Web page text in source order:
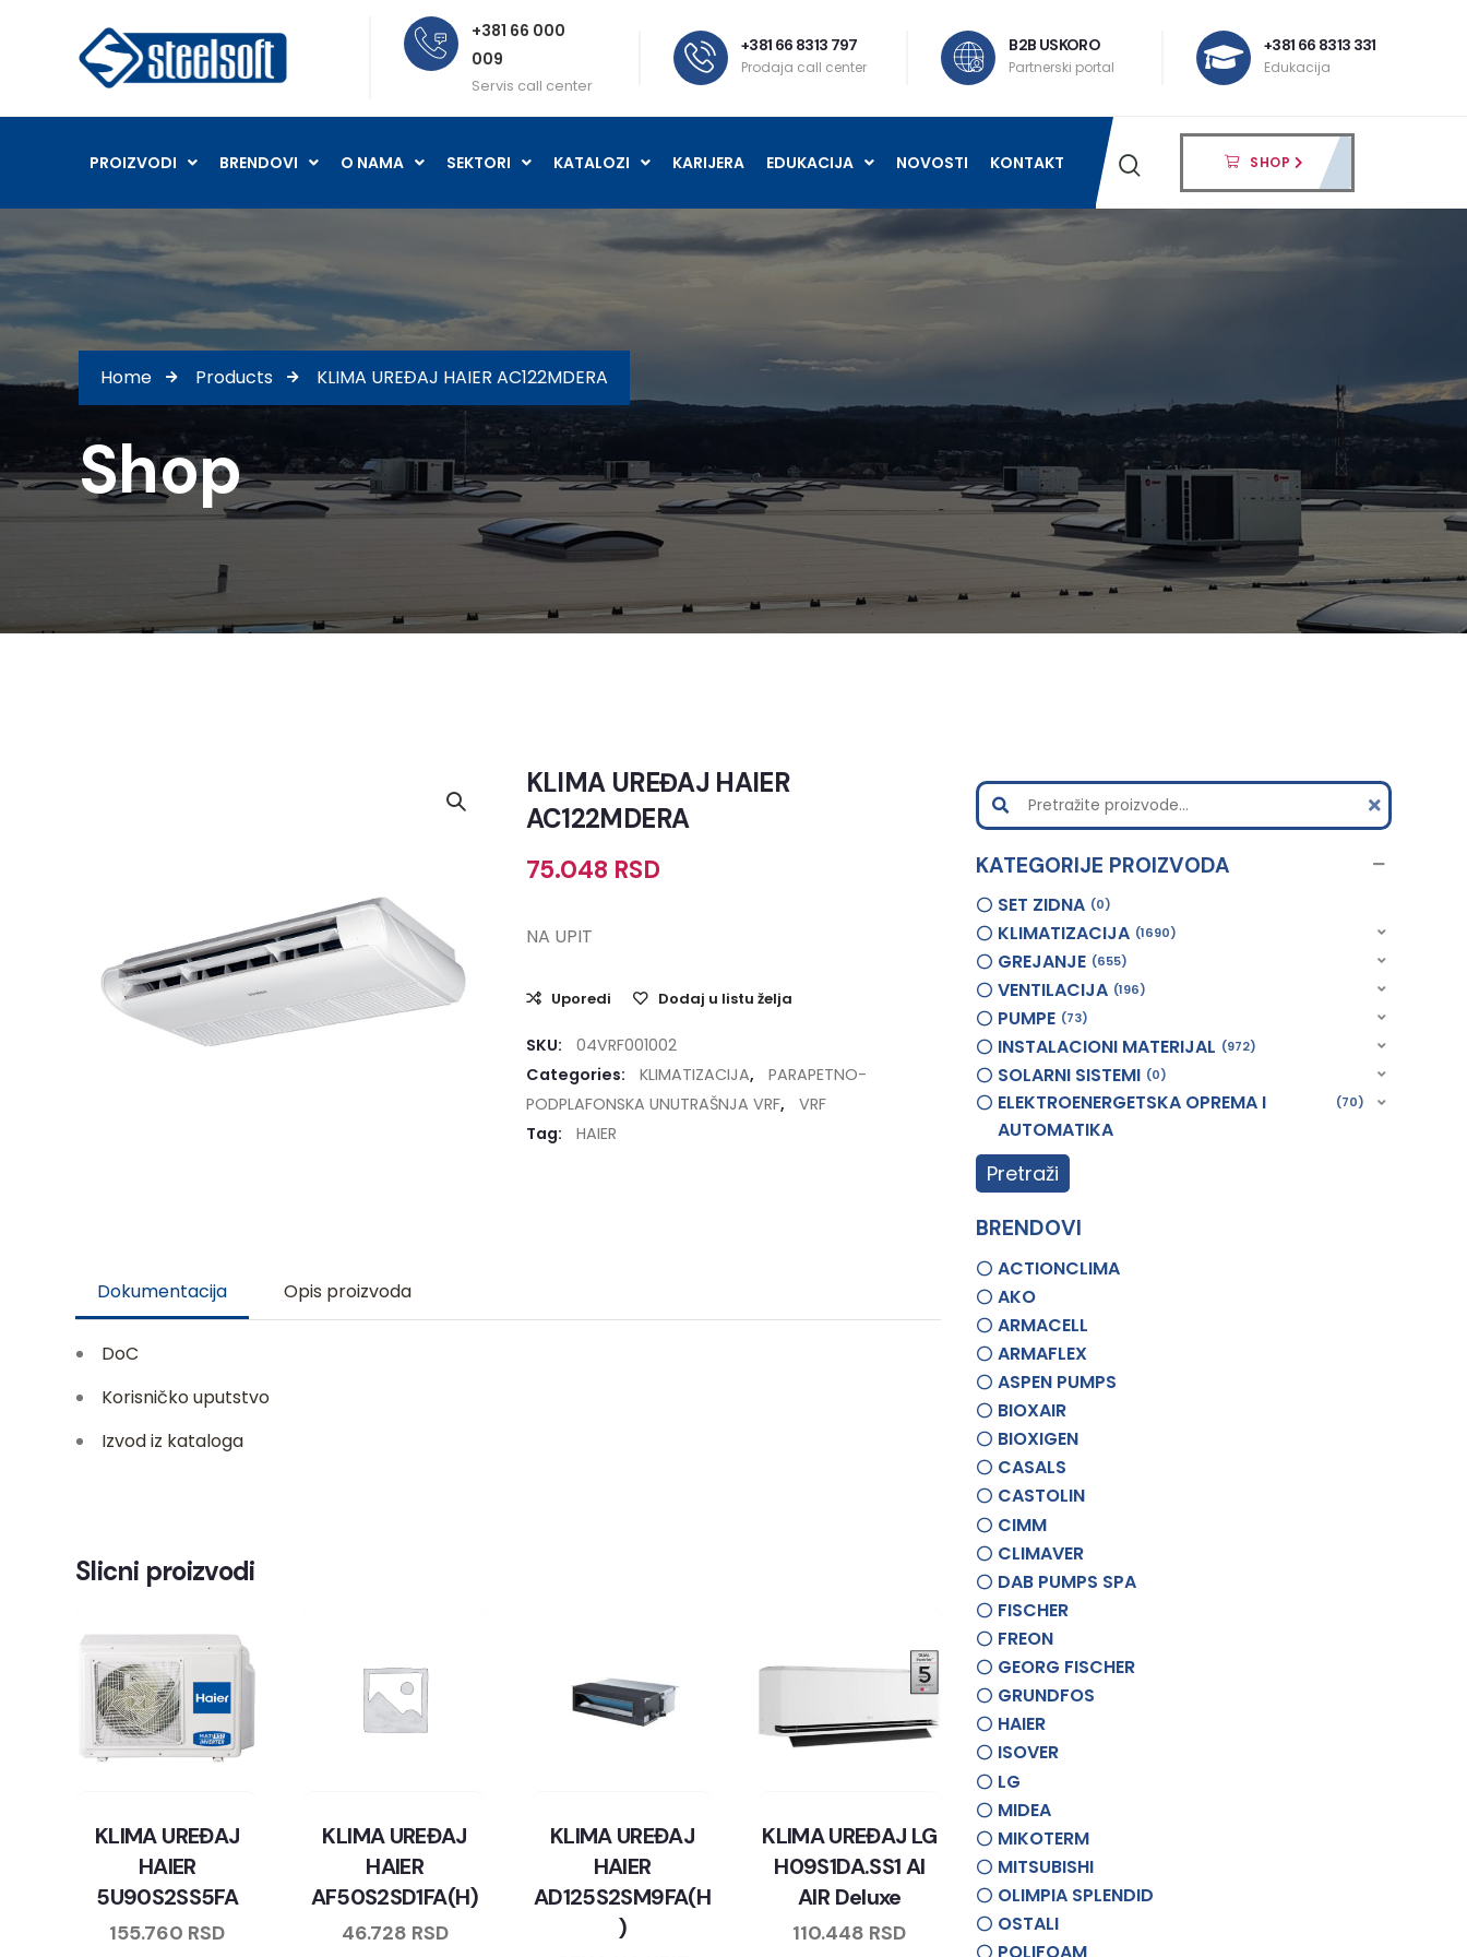
+381 66 000
009
Servis call center
+381 66 8313 797
Prodaja call center
B2B USKORO
Partnerski portal
+381 66 8313 331
Edukacija
PROIZVODI BRENDOVI O NAMA SEKTORI KATALOZI KARIJERA EDUKACIJA NOVOSTI KONTAKT SHOP
Home Products KLIMA UREĐAJ HAIER AC122MDERA
Shop
KLIMA UREĐAJ HAIER
AC122MDERA
75.048 RSD
NA UPIT
Uporedi Dodaj u listu želja
SKU:
04VRF001002
Categories:
KLIMATIZACIJA,
PARAPETNO-
PODPLAFONSKA UNUTRAŠNJA VRF,
VRF
Tag:
HAIER
Dokumentacija Opis proizvoda
DoC
Korisničko uputstvo
Izvod iz kataloga
Slicni proizvodi
KLIMA UREĐAJ
HAIER
5U90S2SS5FA
155.760 RSD
KLIMA UREĐAJ
HAIER
AF50S2SD1FA(H)
46.728 RSD
KLIMA UREĐAJ
HAIER
AD125S2SM9FA(H
)
KLIMA UREĐAJ LG
H09S1DA.SS1 AI
AIR Deluxe
110.448 RSD
KATEGORIJE PROIZVODA
SET ZIDNA 0
KLIMATIZACIJA 1690
GREJANJE 655
VENTILACIJA 196
PUMPE 73
INSTALACIONI MATERIJAL 972
SOLARNI SISTEMI 0
ELEKTROENERGETSKA OPREMA I
AUTOMATIKA
70
Pretraži
BRENDOVI
ACTIONCLIMA
AKO
ARMACELL
ARMAFLEX
ASPEN PUMPS
BIOXAIR
BIOXIGEN
CASALS
CASTOLIN
CIMM
CLIMAVER
DAB PUMPS SPA
FISCHER
FREON
GEORG FISCHER
GRUNDFOS
HAIER
ISOVER
LG
MIDEA
MIKOTERM
MITSUBISHI
OLIMPIA SPLENDID
OSTALI